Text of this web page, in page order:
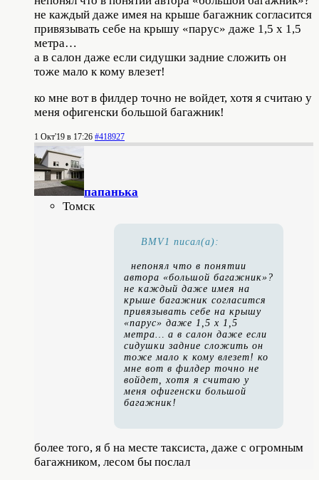
не каждый даже имея на крыше багажник согласится
привязывать себе на крышу «парус» даже 1,5 х 1,5
метра…
а в салон даже если сидушки задние сложить он
тоже мало к кому влезет!
ко мне вот в филдер точно не войдет, хотя я считаю у
меня офигенски большой багажник!
1 Окт'19 в 17:26 #418927
папанькa
Томск
BMV1 писал(а):
непонял что в понятии
автора «большой багажник»?
не каждый даже имея на
крыше багажник согласится
привязывать себе на крышу
«парус» даже 1,5 х 1,5
метра… а в салон даже если
сидушки задние сложить он
тоже мало к кому влезет! ко
мне вот в филдер точно не
войдет, хотя я считаю у
меня офигенски большой
багажник!
более того, я б на месте таксиста, даже с огромным
багажником, лесом бы послал